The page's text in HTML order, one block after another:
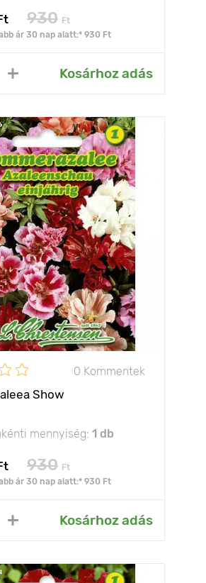
930 Ft
ár 30 nap alatt:* 930 Ft
Kosárhoz adás
0 Kommentek
Show
mennyiség: 1 db
930 Ft
ár 30 nap alatt:* 930 Ft
Kosárhoz adás